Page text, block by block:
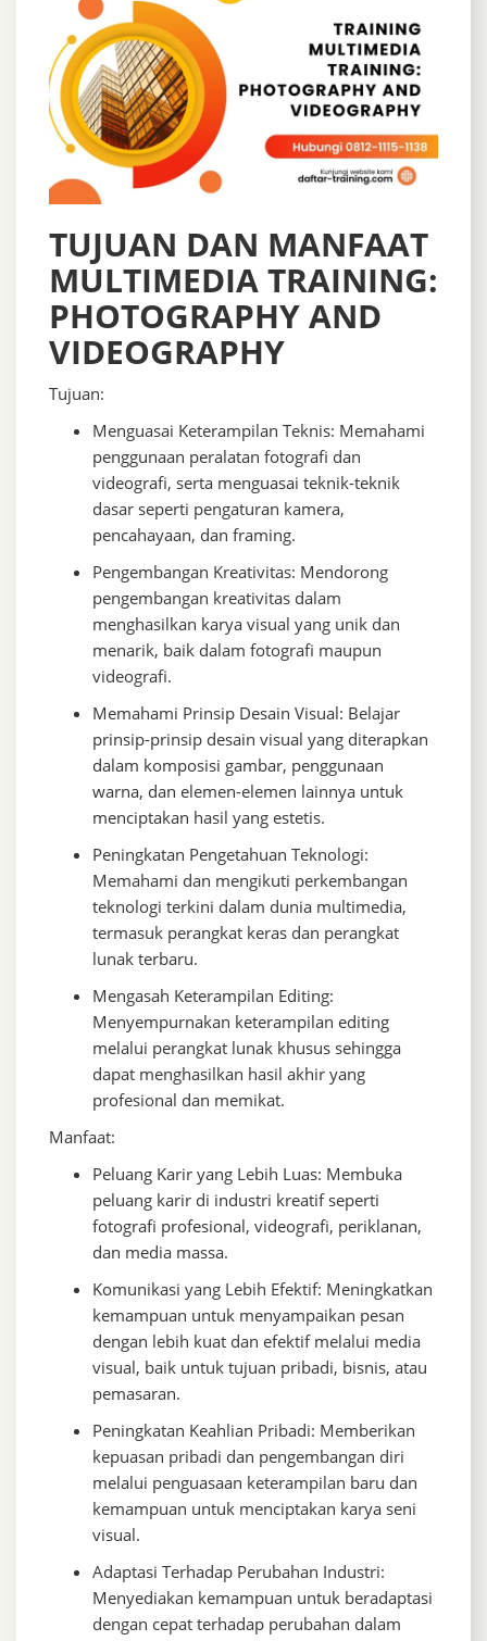
TUJUAN DAN MANFAAT
MULTIMEDIA TRAINING:
PHOTOGRAPHY AND
VIDEOGRAPHY
Tujuan:
Menguasai Keterampilan Teknis: Memahami
penggunaan peralatan fotografi dan
videografi, serta menguasai teknik-teknik
dasar seperti pengaturan kamera,
pencahayaan, dan framing.
Pengembangan Kreativitas: Mendorong
pengembangan kreativitas dalam
menghasilkan karya visual yang unik dan
menarik, baik dalam fotografi maupun
videografi.
Memahami Prinsip Desain Visual: Belajar
prinsip-prinsip desain visual yang diterapkan
dalam komposisi gambar, penggunaan
warna, dan elemen-elemen lainnya untuk
menciptakan hasil yang estetis.
Peningkatan Pengetahuan Teknologi:
Memahami dan mengikuti perkembangan
teknologi terkini dalam dunia multimedia,
termasuk perangkat keras dan perangkat
lunak terbaru.
Mengasah Keterampilan Editing:
Menyempurnakan keterampilan editing
melalui perangkat lunak khusus sehingga
dapat menghasilkan hasil akhir yang
profesional dan memikat.
Manfaat:
Peluang Karir yang Lebih Luas: Membuka
peluang karir di industri kreatif seperti
fotografi profesional, videografi, periklanan,
dan media massa.
Komunikasi yang Lebih Efektif: Meningkatkan
kemampuan untuk menyampaikan pesan
dengan lebih kuat dan efektif melalui media
visual, baik untuk tujuan pribadi, bisnis, atau
pemasaran.
Peningkatan Keahlian Pribadi: Memberikan
kepuasan pribadi dan pengembangan diri
melalui penguasaan keterampilan baru dan
kemampuan untuk menciptakan karya seni
visual.
Adaptasi Terhadap Perubahan Industri:
Menyediakan kemampuan untuk beradaptasi
dengan cepat terhadap perubahan dalam